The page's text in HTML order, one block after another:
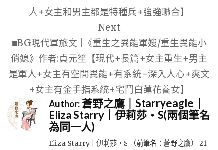
覽
人+女主和男主都是特種兵+強強聯合】
Next
■BG現代軍旅文 |《重生之異能軍嫂/重生異能小
俏媳》作者:貞元笙【現代+長篇+女主重生+男主
是軍人+女主有空間異能+有系統+深入人心+爽文
+女主有金手指系統+宅鬥白蓮花養女】
Author:蒼野之鷹｜Starryeagle｜
Eliza Starry｜伊莉莎・S(兩個筆名
為同一人)
Eliza Starry｜伊莉莎・S （前筆名：蒼野之鷹） 21